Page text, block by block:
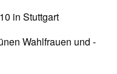
in Stuttgart
Wahlfrauen und -